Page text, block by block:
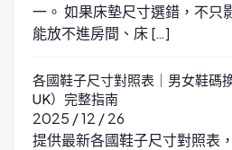
一。 如果床墊尺寸選錯，不只
能放不進房間、床 […]
各國鞋子尺寸對照表｜男女鞋碼
UK）完整指南
2025 / 12 / 26
提供最新各國鞋子尺寸對照表